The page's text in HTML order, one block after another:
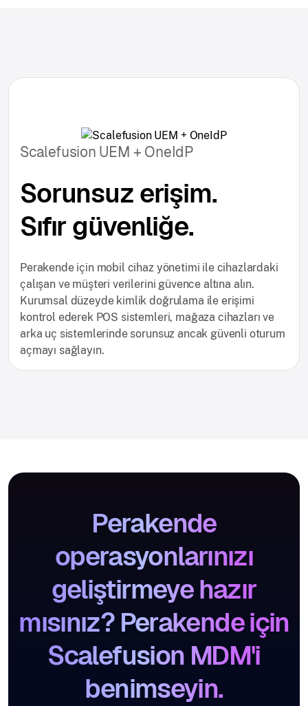
Scalefusion UEM + OneIdP
Sorunsuz erişim.
Sıfır güvenliğe.
Perakende için mobil cihaz yönetimi ile cihazlardaki
çalışan ve müşteri verilerini güvence altına alın.
Kurumsal düzeyde kimlik doğrulama ile erişimi
kontrol ederek POS sistemleri, mağaza cihazları ve
arka uç sistemlerinde sorunsuz ancak güvenli oturum
açmayı sağlayın.
Perakende
operasyonlarınızı
geliştirmeye hazır
mısınız? Perakende için
Scalefusion MDM'i
benimseyin.